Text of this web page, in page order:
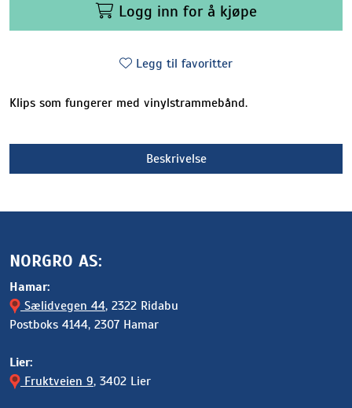
Logg inn for å kjøpe
Legg til favoritter
Klips som fungerer med vinylstrammebånd.
Beskrivelse
NORGRO AS:
Hamar:
Sælidvegen 44, 2322 Ridabu
Postboks 4144, 2307 Hamar
Lier:
Fruktveien 9, 3402 Lier